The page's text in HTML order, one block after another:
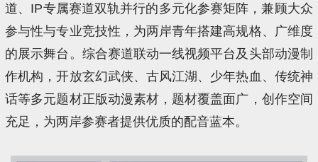
道、IP专属赛道双轨并行的多元化参赛矩阵，兼顾大众
参与性与专业竞技性，为两岸青年搭建高规格、广维度
的展示舞台。综合赛道联动一线视频平台及头部动漫制
作机构，开放玄幻武侠、古风江湖、少年热血、传统神
话等多元题材正版动漫素材，题材覆盖面广，创作空间
充足，为两岸参赛者提供优质的配音蓝本。